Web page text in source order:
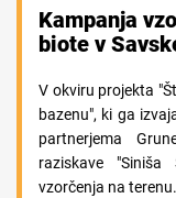
Kampanja
biote v
V okviru projekta
bazenu", ki ga
partnerjema
raziskave "Siniša
vzorčenja na terenu.